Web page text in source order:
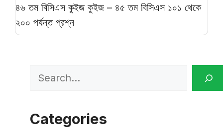
৪৬ তম বিসিএস কুইজ কুইজ – ৪৫ তম বিসিএস ১০১ থেকে
২০০ পর্যন্ত প্রশ্ন
Search
Categories